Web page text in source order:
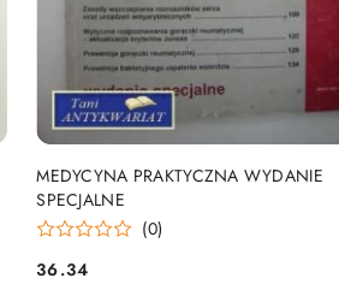
MEDYCYNA PRAKTYCZNA WYDANIE
SPECJALNE
(0)
Cena:
36.34
DO KOSZYKA